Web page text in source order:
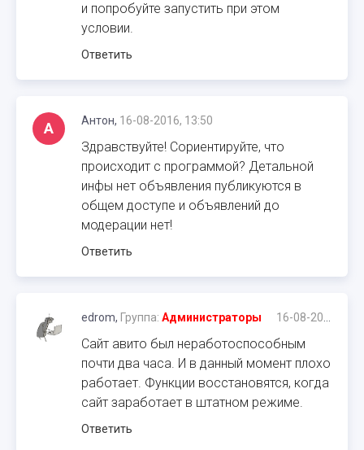
и попробуйте запустить при этом
условии.
Ответить
А Антон, 16-08-2016, 13:50
Здравствуйте! Сориентируйте, что
происходит с программой? Детальной
инфы нет объявления публикуются в
общем доступе и объявлений до
модерации нет!
Ответить
edrom, Группа: Администраторы 16-08-2016, 13:52
Сайт авито был неработоспособным
почти два часа. И в данный момент плохо
работает. Функции восстановятся, когда
сайт заработает в штатном режиме.
Ответить